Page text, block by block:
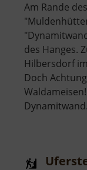
Am Rande
des Hanges.
Hilbersdorf
Doch